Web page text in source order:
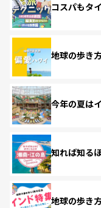
コスパもタ
地球の歩き
今年の夏は
知れば知る
地球の歩き